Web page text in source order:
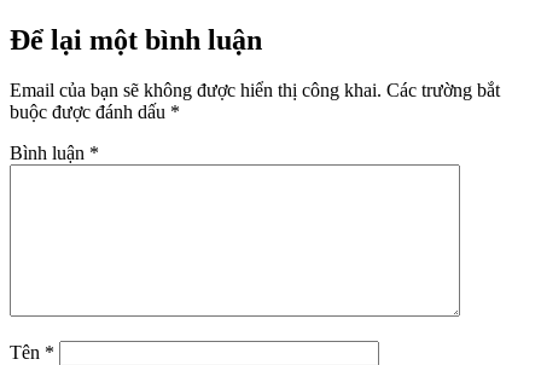
Để lại một bình luận
Email của bạn sẽ không được hiển thị công khai. Các trường bắt
buộc được đánh dấu *
Bình luận *
Tên *